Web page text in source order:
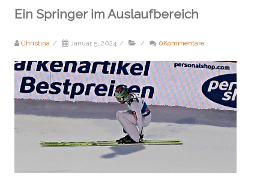
Ein Springer im Auslaufbereich
Christina / Januar 5, 2024 / / 0Kommentare